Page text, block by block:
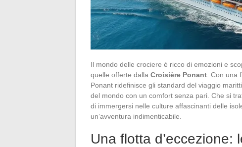
Il mondo delle crociere è ricco di emozioni e
quelle offerte dalla Croisière Ponant . Con
Ponant ridefinisce gli standard del viaggio
del mondo con un comfort senza pari. Che si
di immergersi nelle culture affascinanti delle
un’avventura indimenticabile.
Una flotta d’eccezione: